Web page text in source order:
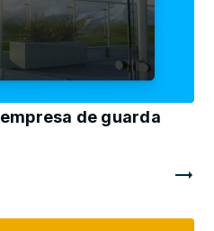
de guarda